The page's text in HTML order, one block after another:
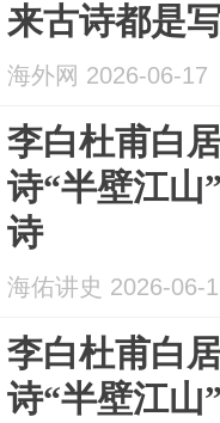
来古诗都是
海外网 2026-06-17
李白杜甫白
诗“半壁江山
诗
海佑讲史 2026-06-
李白杜甫白
诗“半壁江山